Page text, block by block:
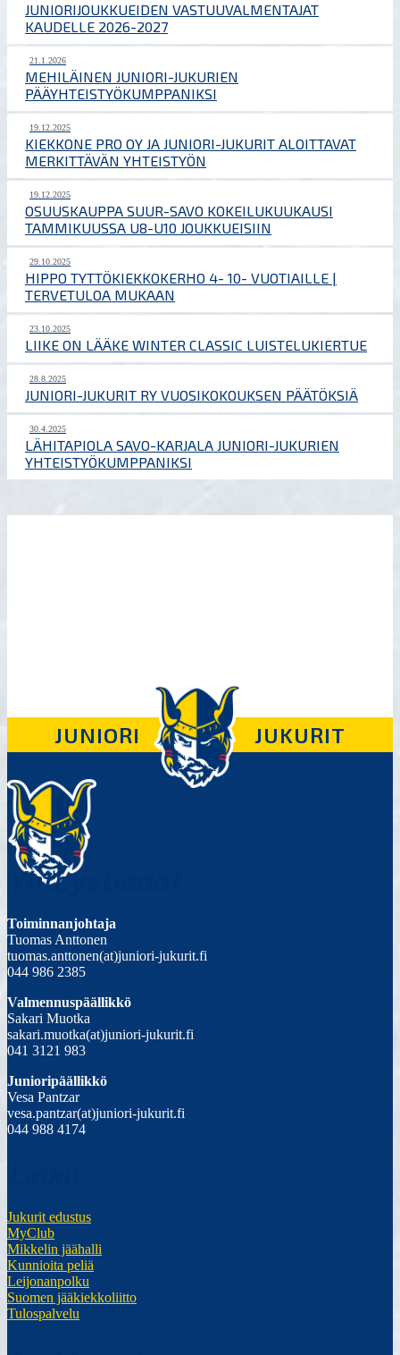
JUNIORIJOUKKUEIDEN VASTUUVALMENTAJAT
KAUDELLE 2026-2027
21.1.2026
MEHILÄINEN JUNIORI-JUKURIEN
PÄÄYHTEISTYÖKUMPPANIKSI
19.12.2025
KIEKKONE PRO OY JA JUNIORI-JUKURIT ALOITTAVAT
MERKITTÄVÄN YHTEISTYÖN
19.12.2025
OSUUSKAUPPA SUUR-SAVO KOKEILUKUUKAUSI
TAMMIKUUSSA U8-U10 JOUKKUEISIIN
29.10.2025
HIPPO TYTTÖKIEKKOKERHO 4- 10- VUOTIAILLE |
TERVETULOA MUKAAN
23.10.2025
LIIKE ON LÄÄKE WINTER CLASSIC LUISTELUKIERTUE
28.8.2025
JUNIORI-JUKURIT RY VUOSIKOKOUKSEN PÄÄTÖKSIÄ
30.4.2025
LÄHITAPIOLA SAVO-KARJALA JUNIORI-JUKURIEN
YHTEISTYÖKUMPPANIKSI
JUNIORI JUKURIT
Yhteystiedot
Toiminnanjohtaja
Tuomas Anttonen
tuomas.anttonen(at)juniori-jukurit.fi
044 986 2385
Valmennuspäällikkö
Sakari Muotka
sakari.muotka(at)juniori-jukurit.fi
041 3121 983
Junioripäällikkö
Vesa Pantzar
vesa.pantzar(at)juniori-jukurit.fi
044 988 4174
Jukurit edustus
MyClub
Mikkelin jäähalli
Kunnioita peliä
Leijonanpolku
Suomen jääkiekkoliitto
Tulospalvelu